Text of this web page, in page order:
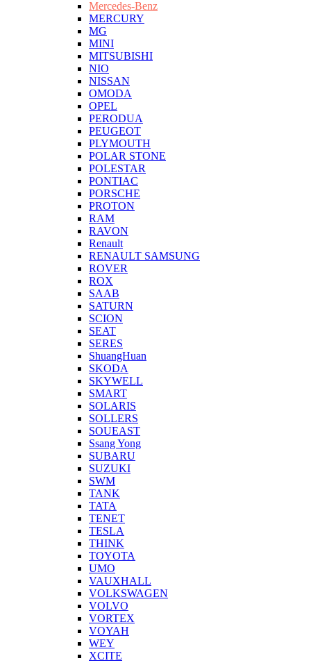
Mercedes-Benz
MERCURY
MG
MINI
MITSUBISHI
NIO
NISSAN
OMODA
OPEL
PERODUA
PEUGEOT
PLYMOUTH
POLAR STONE
POLESTAR
PONTIAC
PORSCHE
PROTON
RAM
RAVON
Renault
RENAULT SAMSUNG
ROVER
ROX
SAAB
SATURN
SCION
SEAT
SERES
ShuangHuan
SKODA
SKYWELL
SMART
SOLARIS
SOLLERS
SOUEAST
Ssang Yong
SUBARU
SUZUKI
SWM
TANK
TATA
TENET
TESLA
THINK
TOYOTA
UMO
VAUXHALL
VOLKSWAGEN
VOLVO
VORTEX
VOYAH
WEY
XCITE